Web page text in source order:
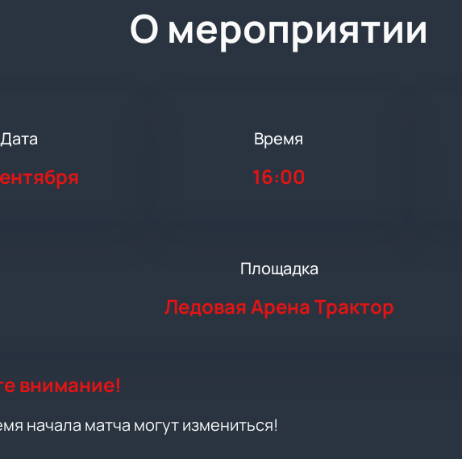
О мероприятии
Дата Время
16:00
Площадка
Ледовая Арена Трактор
внимание!
начала матча могут измениться!